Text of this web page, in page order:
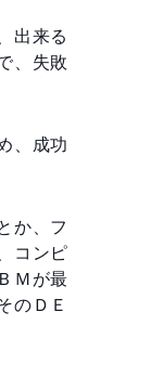
出来る
、失敗
、成功
か、フ
コンピ
Ｍが最
のＤＥ